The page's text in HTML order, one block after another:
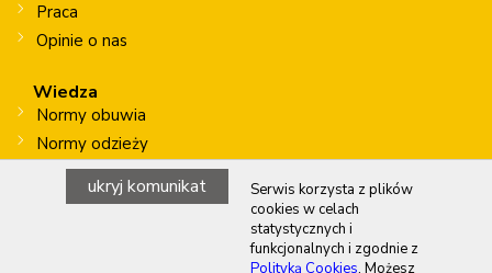
Praca
Opinie o nas
Wiedza
Normy obuwia
Normy odzieży
Normy rękawic
Prace na wysokości
Serwis korzysta z plików
cookies w celach
statystycznych i
funkcjonalnych i zgodnie z
Polityką Cookies. Możesz
ukryj komunikat